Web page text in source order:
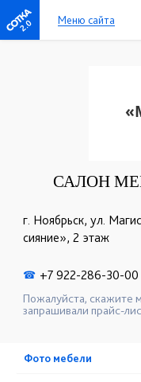
2.0 Меню сайта
САЛОН
г. Ноябрьск, ул.
сияние», 2 этаж
☎ +7 922-286-30-00
Пожалуйста, скажите
запрашивали прайс-
Фото мебели